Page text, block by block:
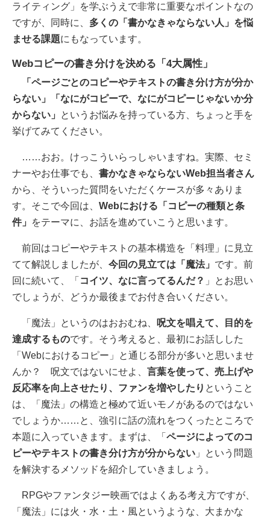
ライティング」を学ぶうえで非常に重要なポイントなの
ですが、同時に、 多くの「書かなきゃならない人」を悩
ませる課題にもなっています。
Webコピーの書き分けを決める「4大属性」
「ページごとのコピーやテキストの書き分け方が分か
らない」「なにがコピーで、なにがコピーじゃないか分
からない」
というお悩みを持っている方、ちょっと手を
挙げてみてください。
……おお。けっこういらっしゃいますね。実際、セミ
ナーやお仕事でも、 書かなきゃならないWeb担当者さん
から、そういった質問をいただくケースが多々ありま
す。そこで今回は、 Webにおける「コピーの種類と条
件」
をテーマに、お話を進めていこうと思います。
前回はコピーやテキストの基本構造を「料理」に見立
てて解説しましたが、 今回の見立ては「魔法」 です。前
回に続いて、「 コイツ、なに言ってるんだ？ 」とお思い
でしょうが、どうか最後までお付き合いください。
「魔法」というのはおおむね、
呪文を唱えて、目的を
達成するものです。そう考えると、最初にお話しした
「Webにおけるコピー」と通じる部分が多いと思いませ
んか？ 呪文ではないにせよ、 言葉を使って、売上げや
反応率を向上させたり、ファンを増やしたり ということ
は、「魔法」の構造と極めて近いモノがあるのではない
でしょうか……と、強引に話の流れをつくったところで
本題に入っていきます。まずは、「 ページによってのコ
ピーやテキストの書き分け方が分からない 」という問題
を解決するメソッドを紹介していきましょう。
RPGやファンタジー映画ではよくある考え方ですが、
「魔法」には火・水・土・風というような、大まかな